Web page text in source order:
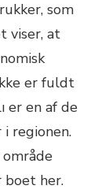
som
viser, at
er fuldt
er en af de
regionen.
boet her.